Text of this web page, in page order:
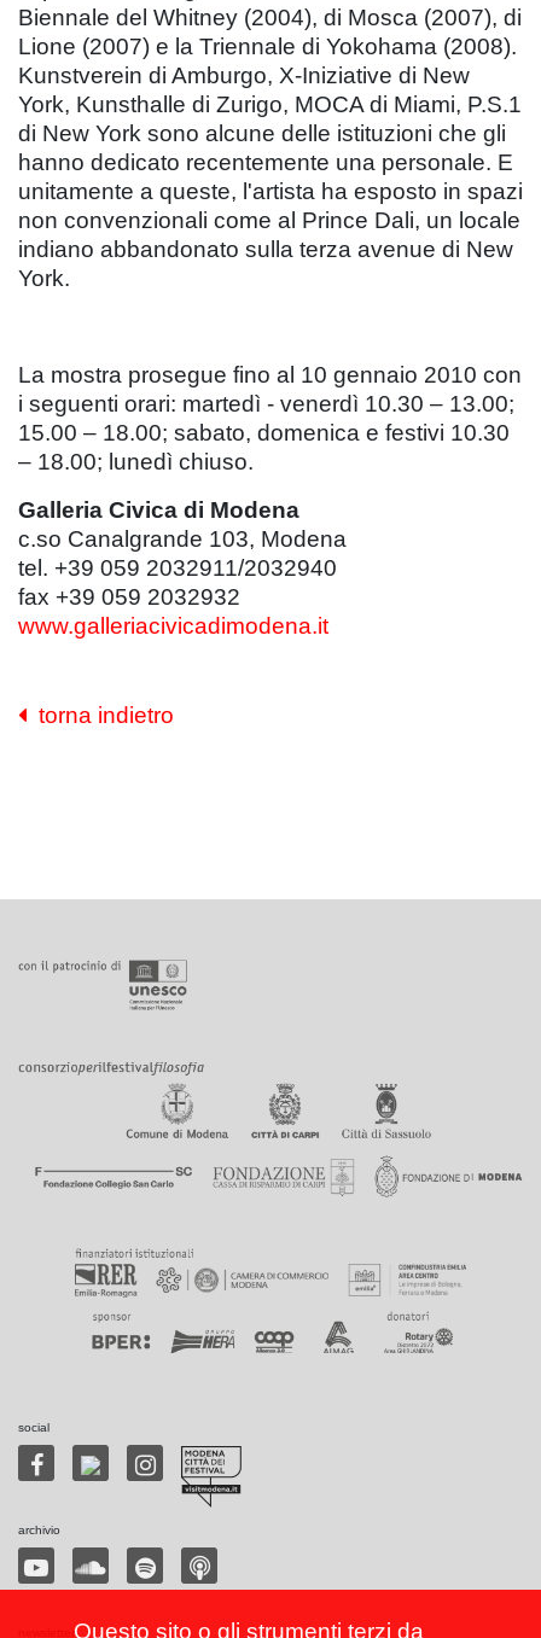
Biennale del Whitney (2004), di Mosca (2007), di
Lione (2007) e la Triennale di Yokohama (2008).
Kunstverein di Amburgo, X-Iniziative di New
York, Kunsthalle di Zurigo, MOCA di Miami, P.S.1
di New York sono alcune delle istituzioni che gli
hanno dedicato recentemente una personale. E
unitamente a queste, l'artista ha esposto in spazi
non convenzionali come al Prince Dali, un locale
indiano abbandonato sulla terza avenue di New
York.
La mostra prosegue fino al 10 gennaio 2010 con
i seguenti orari: martedì - venerdì 10.30 – 13.00;
15.00 – 18.00; sabato, domenica e festivi 10.30
– 18.00; lunedì chiuso.
Galleria Civica di Modena
c.so Canalgrande 103, Modena
tel. +39 059 2032911/2032940
fax +39 059 2032932
www.galleriacivicadimodena.it
torna indietro
social
archivio
Questo sito o gli strumenti terzi da